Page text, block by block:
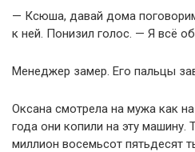
— Ксюша, давай дома
к ней. Понизил голос. — Я всё
Менеджер замер. Его пальцы
Оксана смотрела на мужа как
года они копили на эту машину.
миллион восемьсот пятьдесят